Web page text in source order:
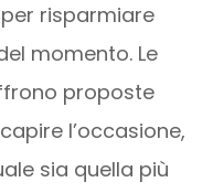
risparmiare
momento. Le
proposte
l’occasione,
sia quella più